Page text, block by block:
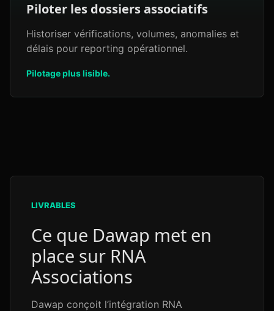
Piloter les dossiers associatifs
Historiser vérifications, volumes, anomalies et
délais pour reporting opérationnel.
Pilotage plus lisible.
LIVRABLES
Ce que Dawap met en
place sur RNA
Associations
Dawap conçoit l’intégration RNA